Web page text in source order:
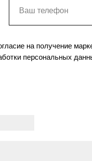
на получение
персональных